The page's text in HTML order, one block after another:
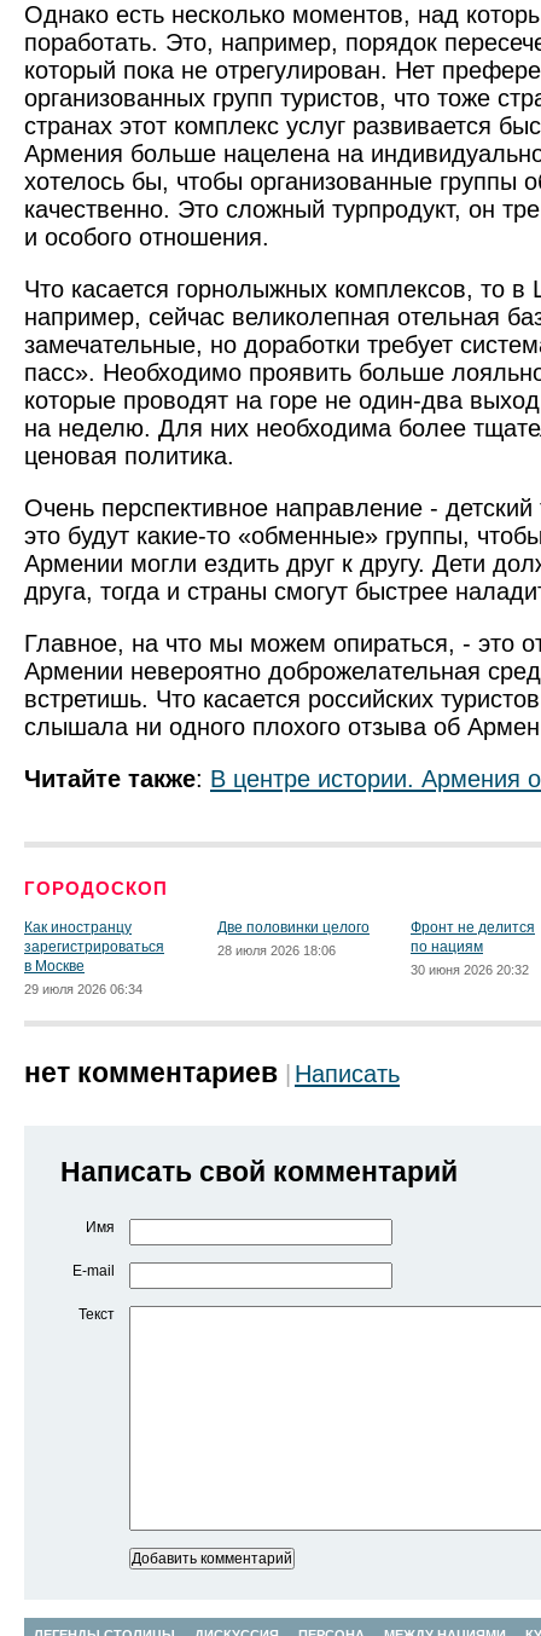
Однако есть несколько моментов, над
поработать. Это, например, порядок
который пока не отрегулирован. Нет
организованных групп туристов, что тоже
странах этот комплекс услуг развивается
Армения больше нацелена на
хотелось бы, чтобы организованные группы
качественно. Это сложный турпродукт, он
и особого отношения.
Что касается горнолыжных комплексов, то в
например, сейчас великолепная отельная
замечательные, но доработки требует
пасс». Необходимо проявить больше
которые проводят на горе не один-два
на неделю. Для них необходима более
ценовая политика.
Очень перспективное направление -
это будут какие-то «обменные» группы,
Армении могли ездить друг к другу. Дети
друга, тогда и страны смогут быстрее
Главное, на что мы можем опираться, - это
Армении невероятно доброжелательная
встретишь. Что касается российских
слышала ни одного плохого отзыва об
Читайте также: В центре истории. Армения
ГОРОДОСКОП
Как иностранцу
зарегистрироваться
в Москве
29 июля 2026 06:34
Две половинки целого
28 июля 2026 18:06
Фронт не делится
по нациям
30 июня 2026 20:32
нет комментариев Написать
Написать свой комментарий
Имя
E-mail
Текст